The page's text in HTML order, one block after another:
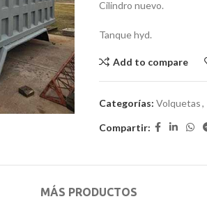
Cilindro nuevo.
Tanque hyd.
Add to compare
Categorías: Volquetas,
Compartir:
MÁS PRODUCTOS